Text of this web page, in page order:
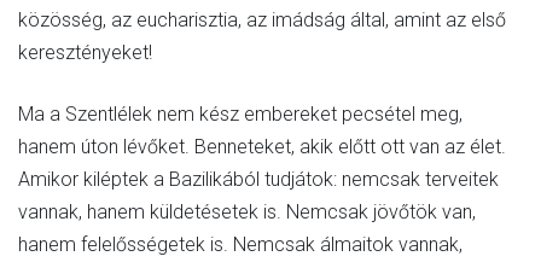
közösség, az eucharisztia, az imádság által, amint az első
keresztényeket!
Ma a Szentlélek nem kész embereket pecsétel meg,
hanem úton lévőket. Benneteket, akik előtt ott van az élet.
Amikor kiléptek a Bazilikából tudjátok: nemcsak terveitek
vannak, hanem küldetésetek is. Nemcsak jövőtök van,
hanem felelősségetek is. Nemcsak álmaitok vannak,